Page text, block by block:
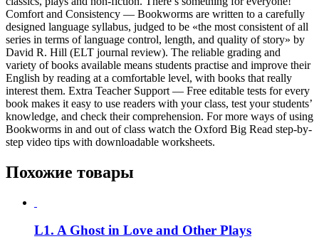
Comfort and Consistency — Bookworms are written to a carefully
designed language syllabus, judged to be «the most consistent of all
series in terms of language control, length, and quality of story» by
David R. Hill (ELT journal review). The reliable grading and
variety of books available means students practise and improve their
English by reading at a comfortable level, with books that really
interest them. Extra Teacher Support — Free editable tests for every
book makes it easy to use readers with your class, test your students’
knowledge, and check their comprehension. For more ways of using
Bookworms in and out of class watch the Oxford Big Read step-by-
step video tips with downloadable worksheets.
Похожие товары
L1. A Ghost in Love and Other Plays